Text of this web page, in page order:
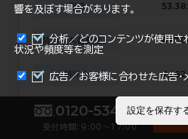
面積 53.38
賃料（共益費含）
預託金
入居可能日 即日
0120-534-011
受付時間：9:00〜17:00
オフ
響を及ぼす場合があります。
分析／どのコンテンツが使用さ
状況や頻度等を測定
広告／お客様に合わせた広告・
設定を保存す